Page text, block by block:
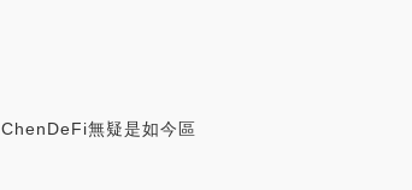
無疑是如今區